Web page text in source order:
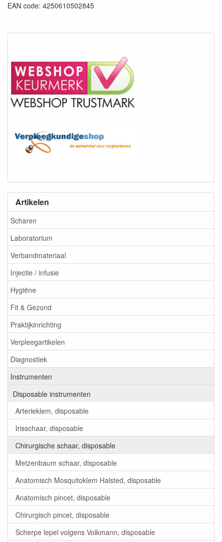
Artikelen
Scharen
Laboratorium
Verbandmateriaal
Injectie / infusie
Hygiëne
Fit & Gezond
Praktijkinrichting
Verpleegartikelen
Diagnostiek
Instrumenten
Disposable instrumenten
Arterieklem, disposable
Irisschaar, disposable
Chirurgische schaar, disposable
Metzenbaum schaar, disposable
Anatomisch Mosquitoklem Halsted, disposable
Anatomisch pincet, disposable
Chirurgisch pincet, disposable
Scherpe lepel volgens Volkmann, disposable
EAN code: 4250610502845